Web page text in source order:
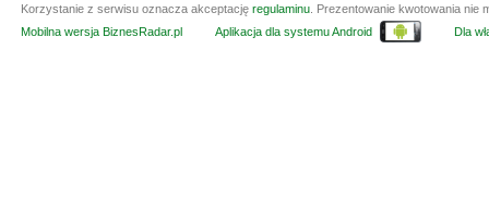
Korzystanie z serwisu oznacza akceptację regulaminu . Prezentowanie kwotowania
Mobilna wersja BiznesRadar.pl
Aplikacja dla systemu Android Dla